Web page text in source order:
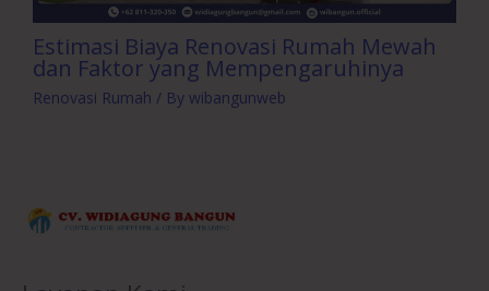
Estimasi Biaya Renovasi Rumah Mewah
dan Faktor yang Mempengaruhinya
Renovasi Rumah / By wibangunweb